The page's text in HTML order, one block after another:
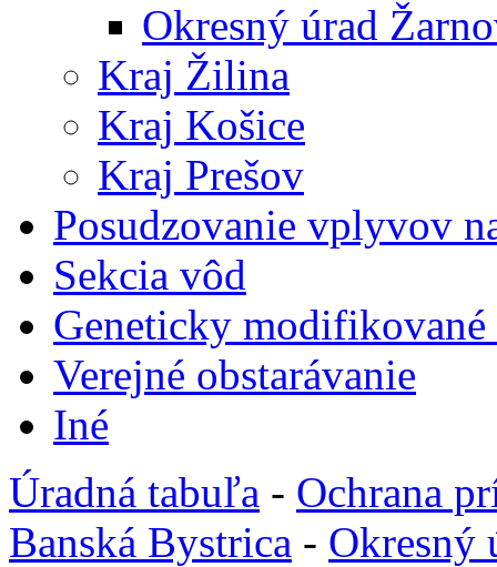
Okresný úrad
Kraj Žilina
Kraj Košice
Kraj Prešov
Posudzovanie vplyvov
Sekcia vôd
Geneticky
Verejné obstarávanie
Iné
Úradná tabuľa - Ochrana
Banská Bystrica - Okresný